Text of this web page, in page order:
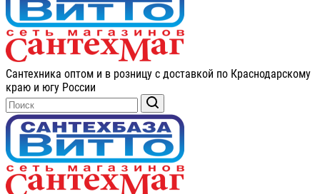
Сантехника оптом и в розницу с доставкой по Краснодарскому
краю и югу России